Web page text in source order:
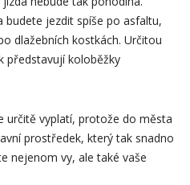
jezdit spíše po asfaltu,
dlažebních kostkách. Určitou
představují koloběžky
určitě vyplatí, protože do města
prostředek, který tak snadno
nejenom vy, ale také vaše